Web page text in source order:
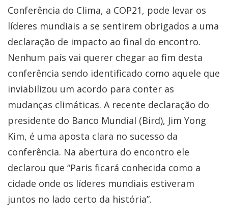
Conferência do Clima, a COP21, pode levar os
líderes mundiais a se sentirem obrigados a uma
declaração de impacto ao final do encontro.
Nenhum país vai querer chegar ao fim desta
conferência sendo identificado como aquele que
inviabilizou um acordo para conter as
mudanças climáticas. A recente declaração do
presidente do Banco Mundial (Bird), Jim Yong
Kim, é uma aposta clara no sucesso da
conferência. Na abertura do encontro ele
declarou que “Paris ficará conhecida como a
cidade onde os líderes mundiais estiveram
juntos no lado certo da história”.